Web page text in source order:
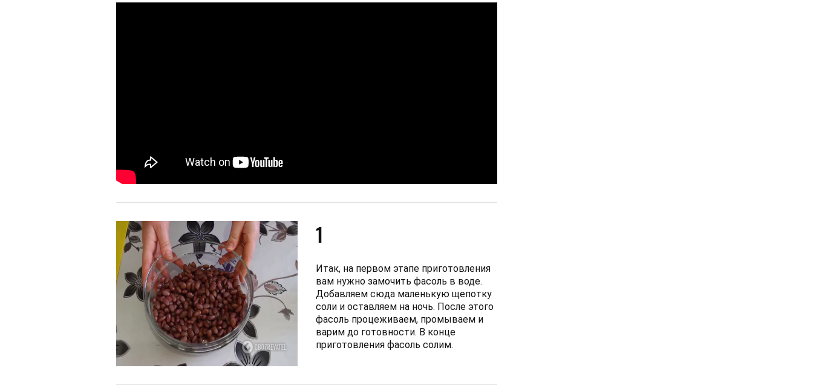
1
Итак, на первом этапе приготовления
вам нужно замочить фасоль в воде.
Добавляем сюда маленькую щепотку
соли и оставляем на ночь. После этого
фасоль процеживаем, промываем и
варим до готовности. В конце
приготовления фасоль солим.